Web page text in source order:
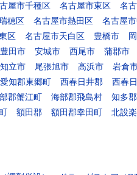
屋市千種区 名古屋市東区 名
穂区 名古屋市熱田区 名古屋
区 名古屋市天白区 豊橋市
豊田市 安城市 西尾市 蒲郡市
知立市 尾張旭市 高浜市 岩倉
愛知郡東郷町 西春日井郡 西春
郡蟹江町 海部郡飛島村 知多郡
額田郡 額田郡幸田町 北設